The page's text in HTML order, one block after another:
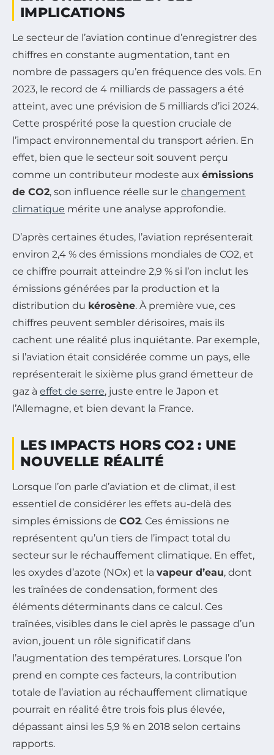
IMPLICATIONS
Le secteur de l’aviation continue d’enregistrer des
chiffres en constante augmentation, tant en
nombre de passagers qu’en fréquence des vols. En
2023, le record de 4 milliards de passagers a été
atteint, avec une prévision de 5 milliards d’ici 2024.
Cette prospérité pose la question cruciale de
l’impact environnemental du transport aérien. En
effet, bien que le secteur soit souvent perçu
comme un contributeur modeste aux émissions
de CO2, son influence réelle sur le changement
climatique mérite une analyse approfondie.
D’après certaines études, l’aviation représenterait
environ 2,4 % des émissions mondiales de CO2, et
ce chiffre pourrait atteindre 2,9 % si l’on inclut les
émissions générées par la production et la
distribution du kérosène. À première vue, ces
chiffres peuvent sembler dérisoires, mais ils
cachent une réalité plus inquiétante. Par exemple,
si l’aviation était considérée comme un pays, elle
représenterait le sixième plus grand émetteur de
gaz à effet de serre, juste entre le Japon et
l’Allemagne, et bien devant la France.
LES IMPACTS HORS CO2 : UNE
NOUVELLE RÉALITÉ
Lorsque l’on parle d’aviation et de climat, il est
essentiel de considérer les effets au-delà des
simples émissions de CO2. Ces émissions ne
représentent qu’un tiers de l’impact total du
secteur sur le réchauffement climatique. En effet,
les oxydes d’azote (NOx) et la vapeur d’eau, dont
les traînées de condensation, forment des
éléments déterminants dans ce calcul. Ces
traînées, visibles dans le ciel après le passage d’un
avion, jouent un rôle significatif dans
l’augmentation des températures. Lorsque l’on
prend en compte ces facteurs, la contribution
totale de l’aviation au réchauffement climatique
pourrait en réalité être trois fois plus élevée,
dépassant ainsi les 5,9 % en 2018 selon certains
rapports.